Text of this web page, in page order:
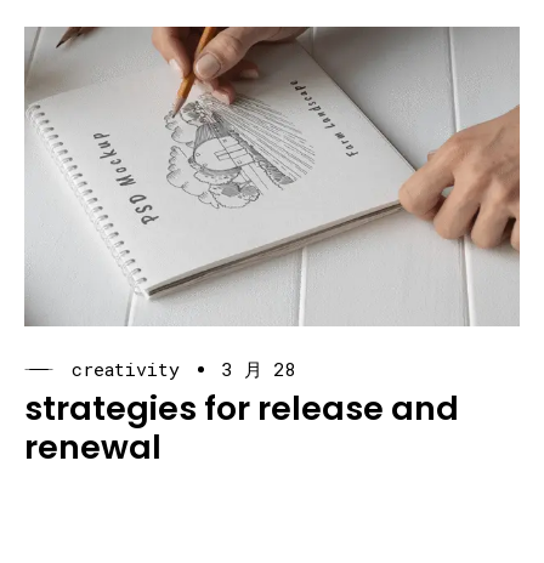
creativity 3 月 28
strategies for release and
renewal